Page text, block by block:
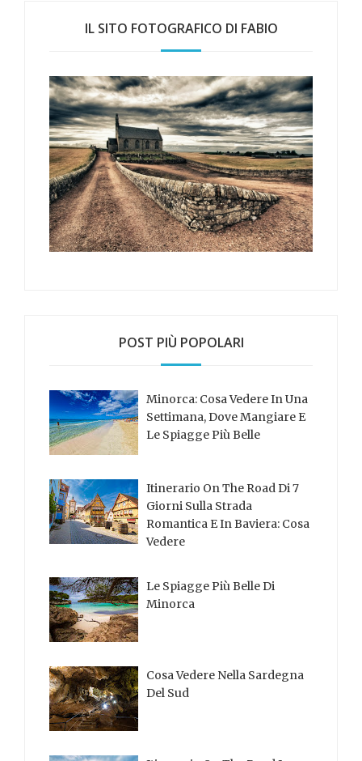
IL SITO FOTOGRAFICO DI FABIO
POST PIÙ POPOLARI
Minorca: Cosa Vedere In Una
Settimana, Dove Mangiare E
Le Spiagge Più Belle
Itinerario On The Road Di 7
Giorni Sulla Strada
Romantica E In Baviera: Cosa
Vedere
Le Spiagge Più Belle Di
Minorca
Cosa Vedere Nella Sardegna
Del Sud